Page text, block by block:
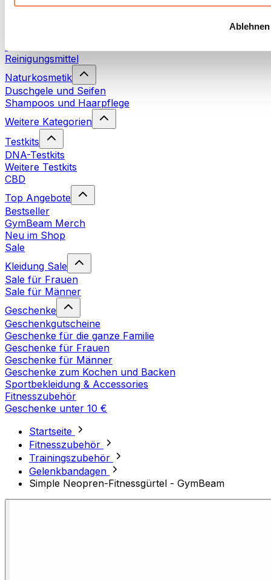
Ablehnen
Rotlichttherapie
Waschmittel
Reinigungsmittel
Naturkosmetik
Duschgele und Seifen
Shampoos und Haarpflege
Weitere Kategorien
Testkits
DNA-Testkits
Weitere Testkits
CBD
Top Angebote
Bestseller
GymBeam Merch
Neu im Shop
Sale
Kleidung Sale
Sale für Frauen
Sale für Männer
Geschenke
Geschenkgutscheine
Geschenke für die ganze Familie
Geschenke für Frauen
Geschenke für Männer
Geschenke zum Kochen und Backen
Sportbekleidung & Accessories
Fitnesszubehör
Geschenke unter 10 €
Startseite
Fitnesszubehör
Trainingszubehör
Gelenkbandagen
Simple Neopren-Fitnessgürtel - GymBeam